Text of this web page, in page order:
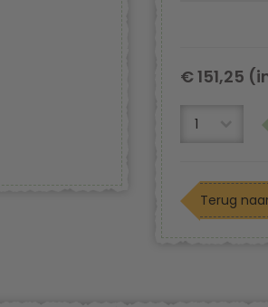
€ 151,25
Terug